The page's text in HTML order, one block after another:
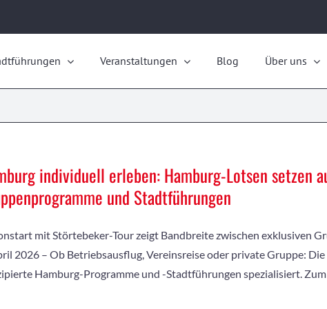
Veranstaltungen Blog Über uns
individuell erleben: Hamburg-Lotsen setzen
und Stadtführungen
mit Störtebeker-Tour zeigt Bandbreite zwischen exklusiven
2026 – Ob Betriebsausflug, Vereinsreise oder private Gruppe:
Hamburg-Programme und -Stadtführungen spezialisiert. Zum